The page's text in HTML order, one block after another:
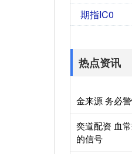
期指IC0
热点资讯
金来源 务必
奕道配资 血
的信号